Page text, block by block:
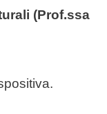
(Prof.ssa